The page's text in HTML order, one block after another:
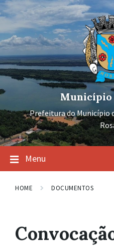
Ir
para
conteúdo
Pular
para
navegação
principal
Pular
para
rodapé
Município
Prefeitura do Município
Menu
HOME DOCUMENTOS